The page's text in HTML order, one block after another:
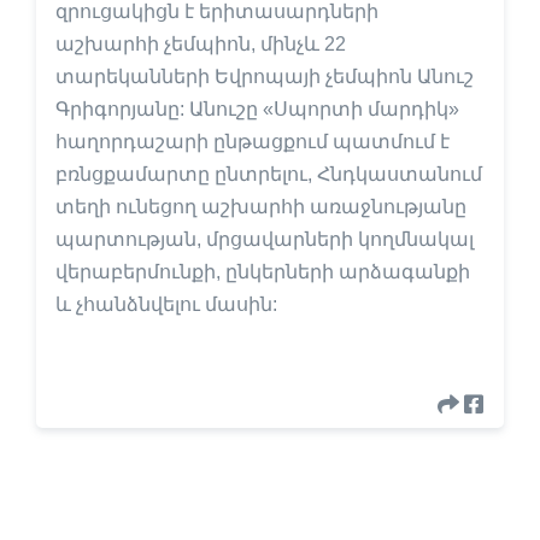
զրուցակիցն է երիտասարդների
աշխարհի չեմպիոն, մինչև 22
տարեկանների Եվրոպայի չեմպիոն Անուշ
Գրիգորյանը: Անուշը «Սպորտի մարդիկ»
հաղորդաշարի ընթացքում պատմում է
բռնցքամարտը ընտրելու, Հնդկաստանում
տեղի ունեցող աշխարհի առաջնությանը
պարտության, մրցավարների կողմնակալ
վերաբերմունքի, ընկերների արձագանքի
և չհանձնվելու մասին: